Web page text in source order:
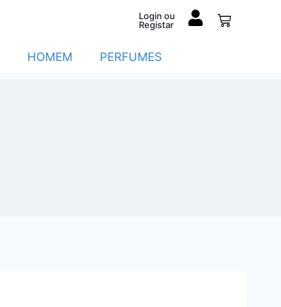
Login ou
Registar
HOMEM PERFUMES